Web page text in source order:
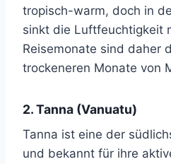
tropisch-warm, doch in
sinkt die Luftfeuchtigkeit
Reisemonate sind daher
trockeneren Monate von
2. Tanna (Vanuatu)
Tanna ist eine der
und bekannt für ihre